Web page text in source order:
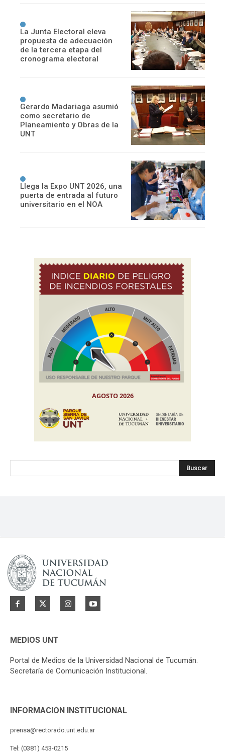
La Junta Electoral eleva
propuesta de adecuación
de la tercera etapa del
cronograma electoral
Gerardo Madariaga asumió
como secretario de
Planeamiento y Obras de la
UNT
Llega la Expo UNT 2026, una
puerta de entrada al futuro
universitario en el NOA
Buscar
MEDIOS UNT
Portal de Medios de la Universidad Nacional de Tucumán.
Secretaría de Comunicación Institucional.
INFORMACIÓN INSTITUCIONAL
prensa@rectorado.unt.edu.ar
Tel: (0381) 453-0215